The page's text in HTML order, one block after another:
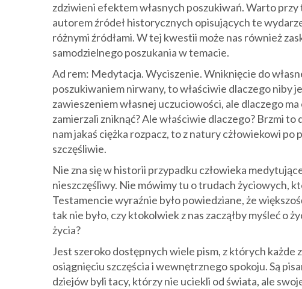
zdziwieni efektem własnych poszukiwań. Warto
autorem źródeł historycznych opisujących te
różnymi źródłami. W tej kwestii może nas również
samodzielnego poszukania w temacie.
Ad rem: Medytacja. Wyciszenie. Wniknięcie do
poszukiwaniem nirwany, to właściwie dlaczego niby
zawieszeniem własnej uczuciowości, ale dlaczego
zamierzali zniknąć? Ale właściwie dlaczego? Brzmi
nam jakaś ciężka rozpacz, to z natury cżłowiekowi po
szczęśliwie.
Nie zna się w historii przypadku człowieka
nieszczęśliwy. Nie mówimy tu o trudach życiowych,
Testamencie wyraźnie było powiedziane, że
tak nie było, czy ktokolwiek z nas zacząłby myśleć o
życia?
Jest szeroko dostępnych wiele pism, z których każde
osiągnięciu szczęścia i wewnętrznego spokoju. Są
dziejów byli tacy, którzy nie uciekli od świata, ale